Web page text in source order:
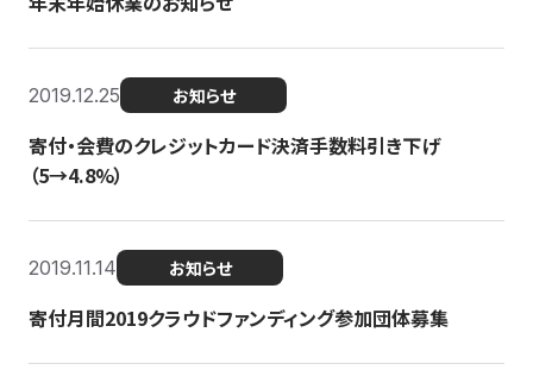
2019.12.25 お知らせ
寄付・会費のクレジットカード決済手数料引き下げ
（5→4.8%）
2019.11.14 お知らせ
寄付月間2019クラウドファンディング参加団体募集